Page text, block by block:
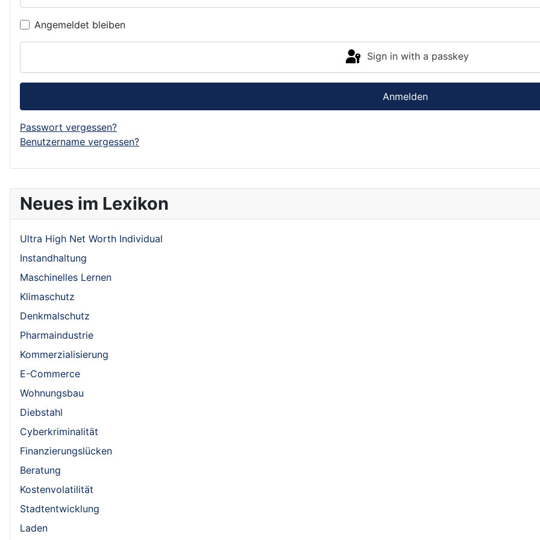
Neues im Lexikon
Ultra High Net Worth Individual
Instandhaltung
Maschinelles Lernen
Klimaschutz
Denkmalschutz
Pharmaindustrie
Kommerzialisierung
E-Commerce
Wohnungsbau
Diebstahl
Cyberkriminalität
Finanzierungslücken
Beratung
Kostenvolatilität
Stadtentwicklung
Laden
Angemeldet bleiben
Sign in with a passkey
Anmelden
Passwort vergessen?
Benutzername vergessen?